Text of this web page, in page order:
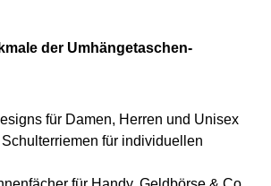
der Umhängetaschen-
für Damen, Herren und Unisex
für individuellen